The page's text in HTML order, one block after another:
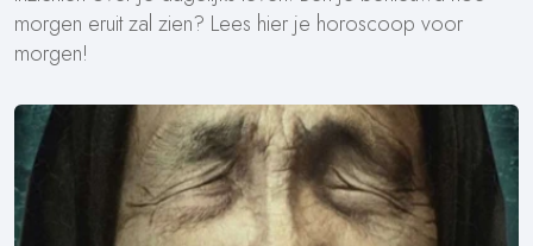
morgen eruit zal zien? Lees hier je horoscoop voor
morgen!